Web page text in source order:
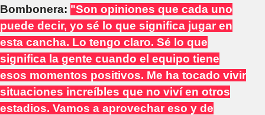
Bombonera: "Son opiniones que cada uno
puede decir, yo sé lo que significa jugar en
esta cancha. Lo tengo claro. Sé lo que
significa la gente cuando el equipo tiene
esos momentos positivos. Me ha tocado vivir
situaciones increíbles que no viví en otros
estadios. Vamos a aprovechar eso y de